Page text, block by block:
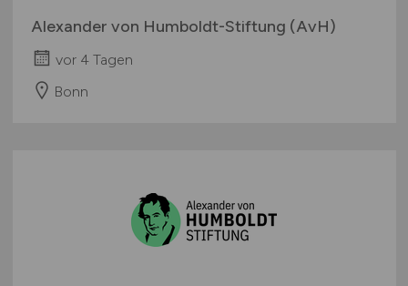
Alexander von Humboldt-Stiftung (AvH)
vor 4 Tagen
Bonn